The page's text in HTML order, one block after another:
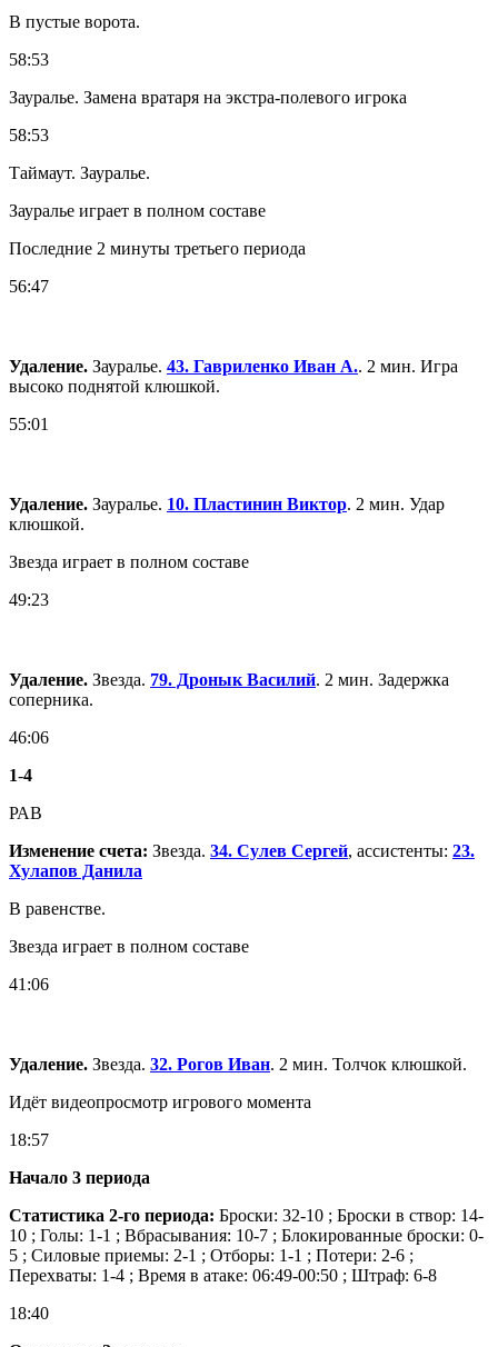
В пустые ворота.
58:53
Зауралье. Замена вратаря на экстра-полевого игрока
58:53
Таймаут. Зауралье.
Зауралье играет в полном составе
Последние 2 минуты третьего периода
56:47
Удаление. Зауралье. 43. Гавриленко Иван А.. 2 мин. Игра
высоко поднятой клюшкой.
55:01
Удаление. Зауралье. 10. Пластинин Виктор. 2 мин. Удар
клюшкой.
Звезда играет в полном составе
49:23
Удаление. Звезда. 79. Дронык Василий. 2 мин. Задержка
соперника.
46:06
1-4
РАВ
Изменение счета: Звезда. 34. Сулев Сергей, ассистенты: 23.
Хулапов Данила
В равенстве.
Звезда играет в полном составе
41:06
Удаление. Звезда. 32. Рогов Иван. 2 мин. Толчок клюшкой.
Идёт видеопросмотр игрового момента
18:57
Начало 3 периода
Статистика 2-го периода: Броски: 32-10 ; Броски в створ: 14-
10 ; Голы: 1-1 ; Вбрасывания: 10-7 ; Блокированные броски: 0-
5 ; Силовые приемы: 2-1 ; Отборы: 1-1 ; Потери: 2-6 ;
Перехваты: 1-4 ; Время в атаке: 06:49-00:50 ; Штраф: 6-8
18:40